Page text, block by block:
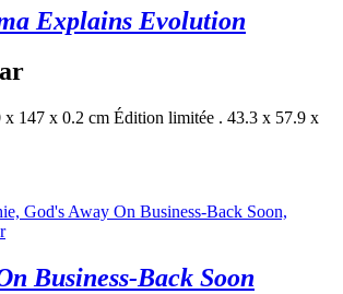
Explains Evolution
x 147 x 0.2 cm Édition limitée . 43.3 x 57.9 x
Business-Back Soon